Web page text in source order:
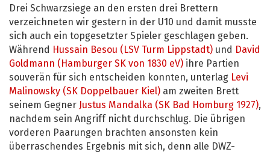
Drei Schwarzsiege an den ersten drei Brettern
verzeichneten wir gestern in der U10 und damit musste
sich auch ein topgesetzter Spieler geschlagen geben.
Während
Hussain Besou (LSV Turm Lippstadt) und
David
Goldmann (Hamburger SK von 1830 eV) ihre Partien
souverän für sich entscheiden konnten, unterlag Levi
Malinowsky (SK Doppelbauer Kiel) am zweiten Brett
seinem Gegner Justus Mandalka (SK Bad Homburg 1927),
nachdem sein Angriff nicht durchschlug. Die übrigen
vorderen Paarungen brachten ansonsten kein
überraschendes Ergebnis mit sich, denn alle DWZ-